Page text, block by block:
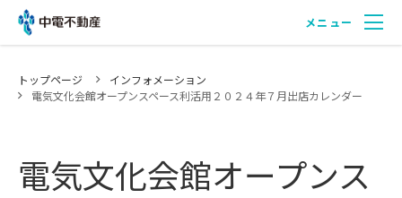
中電不動産について
メニュー
トップページ
インフォメーション
電気文化会館オープンスペース利活用２０２４年７月出店カレンダー
電気文化会館オープンス